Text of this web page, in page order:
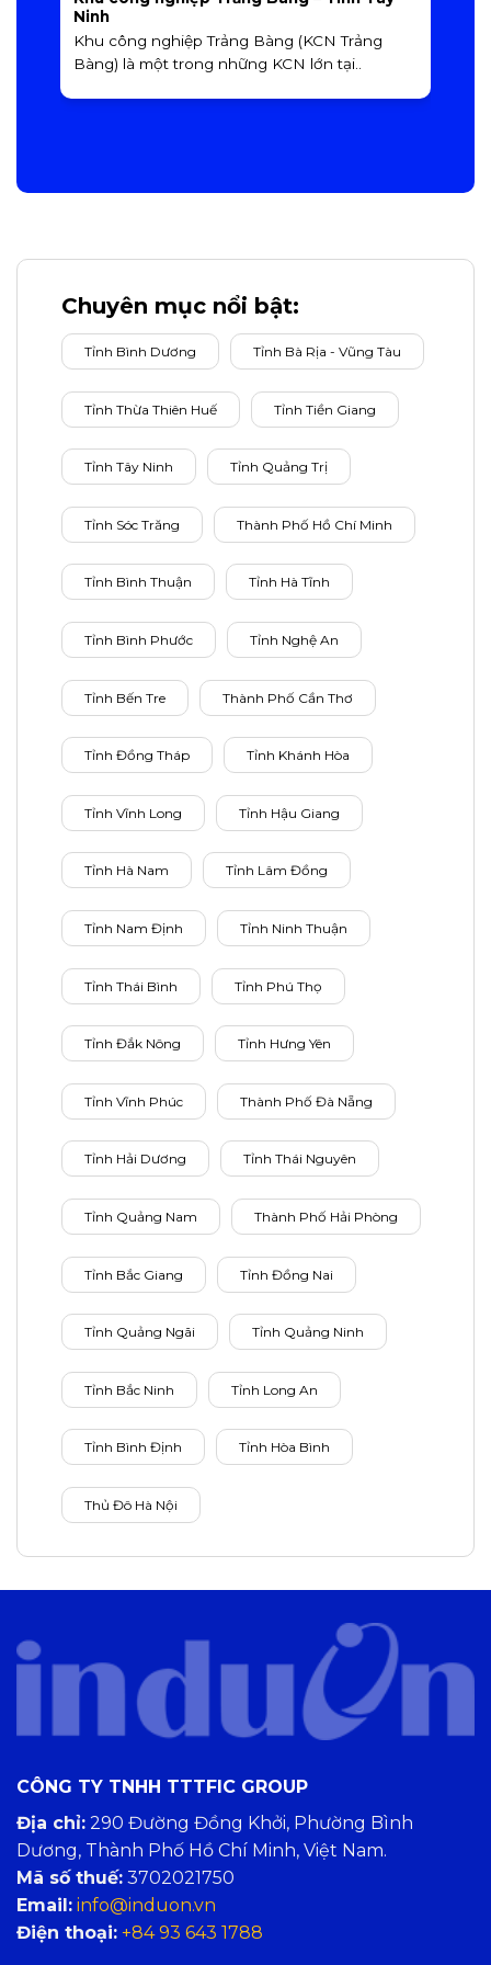
Ninh
Khu công nghiệp Trảng Bàng (KCN Trảng
Bàng) là một trong những KCN lớn tại..
Chuyên mục nổi bật:
Tỉnh Bình Dương Tỉnh Bà Rịa - Vũng Tàu
Tỉnh Thừa Thiên Huế Tỉnh Tiền Giang
Tỉnh Tây Ninh Tỉnh Quảng Trị
Tỉnh Sóc Trăng Thành Phố Hồ Chí Minh
Tỉnh Bình Thuận Tỉnh Hà Tĩnh
Tỉnh Bình Phước Tỉnh Nghệ An
Tỉnh Bến Tre Thành Phố Cần Thơ
Tỉnh Đồng Tháp Tỉnh Khánh Hòa
Tỉnh Vĩnh Long Tỉnh Hậu Giang
Tỉnh Hà Nam Tỉnh Lâm Đồng
Tỉnh Nam Định Tỉnh Ninh Thuận
Tỉnh Thái Bình Tỉnh Phú Thọ
Tỉnh Đắk Nông Tỉnh Hưng Yên
Tỉnh Vĩnh Phúc Thành Phố Đà Nẵng
Tỉnh Hải Dương Tỉnh Thái Nguyên
Tỉnh Quảng Nam Thành Phố Hải Phòng
Tỉnh Bắc Giang Tỉnh Đồng Nai
Tỉnh Quảng Ngãi Tỉnh Quảng Ninh
Tỉnh Bắc Ninh Tỉnh Long An
Tỉnh Bình Định Tỉnh Hòa Bình
Thủ Đô Hà Nội
CÔNG TY TNHH TTTFIC GROUP
Địa chỉ: 290 Đường Đồng Khởi, Phường Bình
Dương, Thành Phố Hồ Chí Minh, Việt Nam.
Mã số thuế: 3702021750
Email: info@induon.vn
Điện thoại: +84 93 643 1788